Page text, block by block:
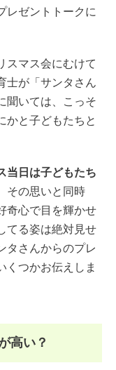
レゼントトークに
スマス会にむけて
士が「サンタさん
聞いては、こっそ
かと子どもたちと
当日は子どもたち
その思いと同時
奇心で目を輝かせ
てる姿は絶対見せ
タさんからのプレ
くつかお伝えしま
高い？